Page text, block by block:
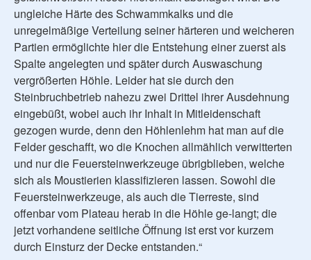
ungleiche Härte des Schwammkalks und die
unregelmäßige Verteilung seiner härteren und weicheren
Partien ermöglichte hier die Entstehung einer zuerst als
Spalte angelegten und später durch Auswaschung
vergrößerten Höhle. Leider hat sie durch den
Steinbruchbetrieb nahezu zwei Drittel ihrer Ausdehnung
eingebüßt, wobei auch ihr Inhalt in Mitleidenschaft
gezogen wurde, denn den Höhlenlehm hat man auf die
Felder geschafft, wo die Knochen allmählich verwitterten
und nur die Feuersteinwerkzeuge übrigblieben, welche
sich als Moustierien klassifizieren lassen. Sowohl die
Feuersteinwerkzeuge, als auch die Tierreste, sind
offenbar vom Plateau herab in die Höhle ge-langt; die
jetzt vorhandene seitliche Öffnung ist erst vor kurzem
durch Einsturz der Decke entstanden.“